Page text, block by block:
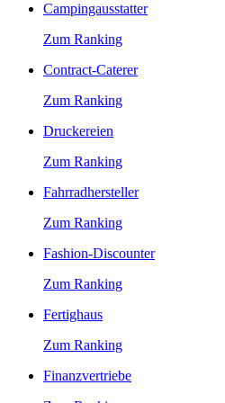
Campingausstatter
Zum Ranking
Contract-Caterer
Zum Ranking
Druckereien
Zum Ranking
Fahrradhersteller
Zum Ranking
Fashion-Discounter
Zum Ranking
Fertighaus
Zum Ranking
Finanzvertriebe